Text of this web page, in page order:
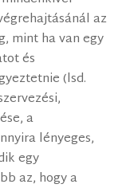
az
mint ha van egy
és
(lsd.
a
lényeges,
egy
az, hogy a